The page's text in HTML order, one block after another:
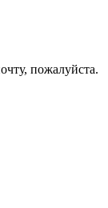
пожалуйста.